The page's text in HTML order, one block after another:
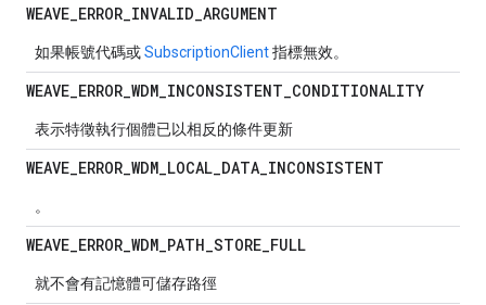
WEAVE_ERROR_INVALID_ARGUMENT
如果帳號代碼或SubscriptionClient指標無效。
WEAVE_ERROR_WDM_INCONSISTENT_CONDITIONALITY
表示特徵執行個體已以相反的條件更新
WEAVE_ERROR_WDM_LOCAL_DATA_INCONSISTENT
。
WEAVE_ERROR_WDM_PATH_STORE_FULL
就不會有記憶體可儲存路徑